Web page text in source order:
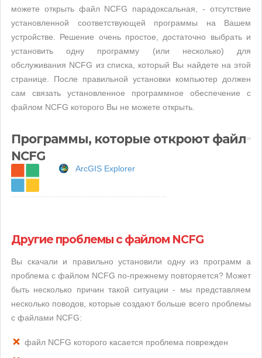
можете открыть файл NCFG парадоксальная, - отсутствие
установленной соответствующей программы на Вашем
устройстве. Решение очень простое, достаточно выбрать и
установить одну программу (или несколько) для
обслуживания NCFG из списка, который Вы найдете на этой
странице. После правильной установки компьютер должен
сам связать установленное программное обеспечение с
файлом NCFG которого Вы не можете открыть.
Программы, которые откроют файл
NCFG
ArcGIS Explorer
Другие проблемы с файлом NCFG
Вы скачали и правильно установили одну из программ а
проблема с файлом NCFG по-прежнему повторяется? Может
быть несколько причин такой ситуации - мы представляем
несколько поводов, которые создают больше всего проблемы
с файлами NCFG:
файл NCFG которого касается проблема поврежден